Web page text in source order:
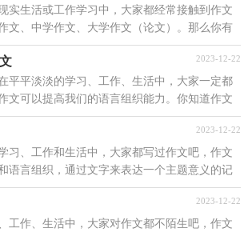
实生活或工作学习中，大家都经常接触到作文
文、中学作文、大学作文（论文）。那么你有
小编精心整理的田园风光小学作文...
2023-12-22
平平淡淡的学习、工作、生活中，大家一定都
文可以提高我们的语言组织能力。你知道作文
是小编整理的第一次炒菜小学...
2023-12-22
习、工作和生活中，大家都写过作文吧，作文
语言组织，通过文字来表达一个主题意义的记
作文呢？下面是小编收集整理的...
2023-12-22
工作、生活中，大家对作文都不陌生吧，作文